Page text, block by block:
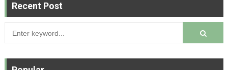
Recent Post